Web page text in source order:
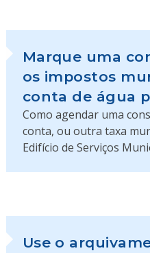
Marque uma
os impostos
conta de água
Como agendar uma
conta, ou outra taxa
Edifício de Serviços
Use o